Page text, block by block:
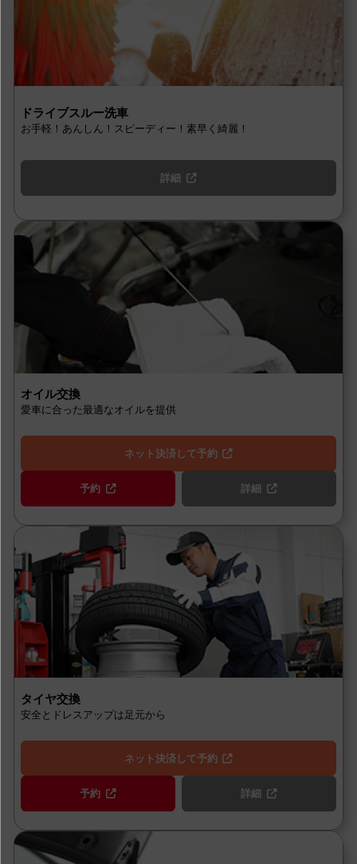
ドライブスルー洗車
お手軽！あんしん！スピーディー！素早く綺麗！
詳細
オイル交換
愛車に合った最適なオイルを提供
ネット決済して予約
予約 詳細
タイヤ交換
安全とドレスアップは足元から
ネット決済して予約
予約 詳細